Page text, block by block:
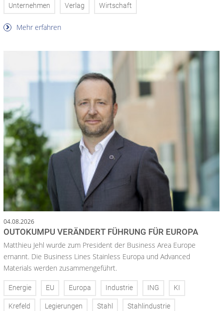
Unternehmen Verlag Wirtschaft
Mehr erfahren
04.08.2026
OUTOKUMPU VERÄNDERT FÜHRUNG FÜR EUROPA
Matthieu Jehl wurde zum President der Business Area Europe
ernannt. Die Business Lines Stainless Europa und Advanced
Materials werden zusammengeführt.
Energie EU Europa Industrie ING KI
Krefeld Legierungen Stahl Stahlindustrie